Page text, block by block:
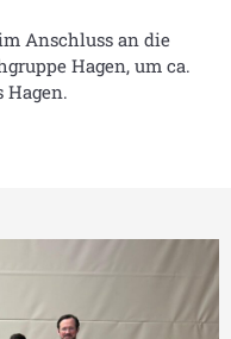
Anschluss an die
Hagen, um ca.
Hagen.